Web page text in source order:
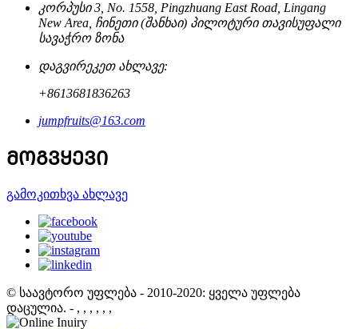
კორპუსი 3, No. 1558, Pingzhuang East Road, Lingang
New Area, ჩინეთი (შანხაი) პილოტური თავისუფალი
სავაჭრო ზონა
დაგვირეკეთ ახლავე:
+8613681836263
jumpfruits@163.com
ᲛᲝᲒᲕᲧᲔᲕᲘ
გამოკითხვა ახლავე
© საავტორო უფლება - 2010-2020: ყველა უფლება
დაცულია. - , , , , , ,